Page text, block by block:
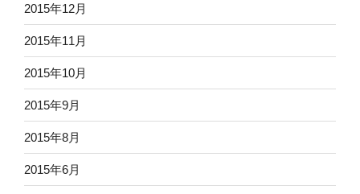
2015年12月
2015年11月
2015年10月
2015年9月
2015年8月
2015年6月